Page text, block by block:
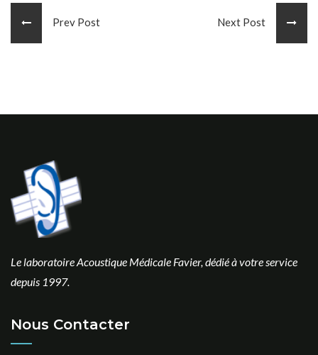
Prev Post Next Post
Le laboratoire Acoustique Médicale Favier, dédié à votre service
depuis 1997.
Nous Contacter